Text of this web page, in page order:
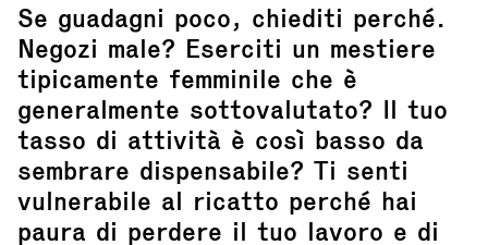
Se guadagni poco, chiediti perché.
Negozi male? Eserciti un mestiere
tipicamente femminile che è
generalmente sottovalutato? Il tuo
tasso di attività è così basso da
sembrare dispensabile? Ti senti
vulnerabile al ricatto perché hai
paura di perdere il tuo lavoro e di